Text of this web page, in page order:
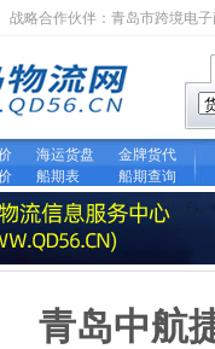
略合作伙伴： 青岛市跨境电
海运货盘 金牌货代
船期表 船期查询
青岛中航